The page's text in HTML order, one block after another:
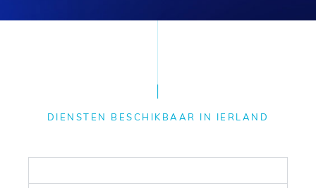
DIENSTEN BESCHIKBAAR IN IERLAND